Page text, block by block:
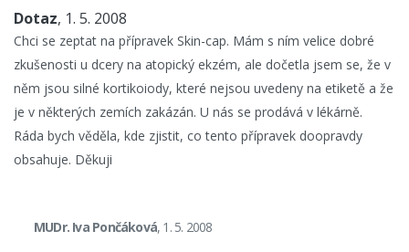
Dotaz, 1. 5. 2008
Chci se zeptat na přípravek Skin-cap. Mám s ním velice dobré
zkušenosti u dcery na atopický ekzém, ale dočetla jsem se, že v
něm jsou silné kortikoiody, které nejsou uvedeny na etiketě a že
je v některých zemích zakázán. U nás se prodává v lékárně.
Ráda bych věděla, kde zjistit, co tento přípravek doopravdy
obsahuje. Děkuji
MUDr. Iva Pončáková, 1. 5. 2008